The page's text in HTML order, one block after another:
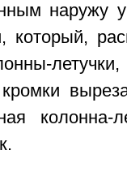
наружу
который,
кромки
колонна-